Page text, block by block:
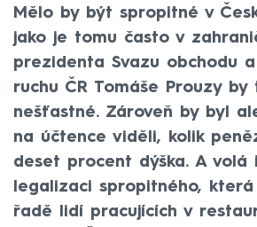
Mělo by být spropitné v
jako je tomu často v
prezidenta Svazu obchodu
ruchu ČR Tomáše Prouzy
nešťastné. Zároveň by byl
na účtence viděli, kolik
deset procent dýška. A volá
legalizaci spropitného,
řadě lidí pracujících v